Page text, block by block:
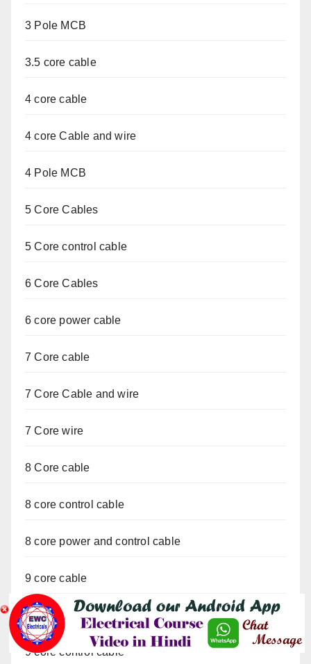
3 Pole MCB
3.5 core cable
4 core cable
4 core Cable and wire
4 Pole MCB
5 Core Cables
5 Core control cable
6 Core Cables
6 core power cable
7 Core cable
7 Core Cable and wire
7 Core wire
8 Core cable
8 core control cable
8 core power and control cable
9 core cable
9 Core cable and wire
9 core control cable